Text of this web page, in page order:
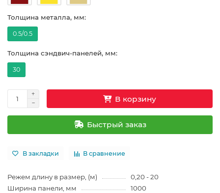
Толщина металла, мм:
0.5/0.5
Толщина сэндвич-панелей, мм:
30
В корзину
Быстрый заказ
В закладки В сравнение
Режем длину в размер, (м)
0,20 - 20
Ширина панели, мм
1000